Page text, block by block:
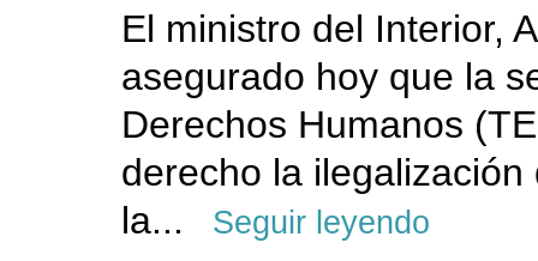
El ministro del Interior,
asegurado hoy que la
Derechos Humanos
derecho la
la...
Seguir leyendo